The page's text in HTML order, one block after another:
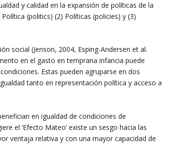
y calidad en la expansión de políticas de la
(politics) (2) Políticas (policies) y (3)
social (Jenson, 2004, Esping-Andersen et al.
en el gasto en temprana infancia puede
Estas pueden agruparse en dos
tanto en representación política y acceso a
en igualdad de condiciones de
el ‘Efecto Mateo’ existe un sesgo hacia las
ventaja relativa y con una mayor capacidad de